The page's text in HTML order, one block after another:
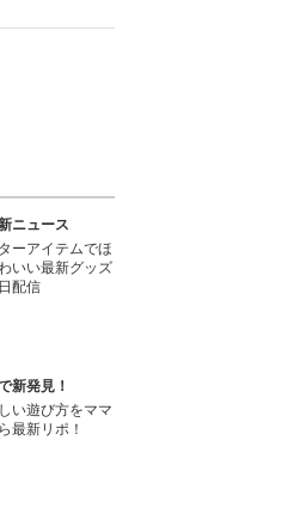
ニュース
ーアイテムでほ
いい最新グッズ
配信
新発見！
い遊び方をママ
最新リポ！